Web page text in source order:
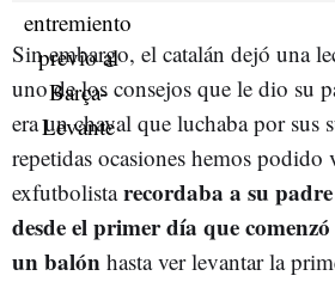
Sin embargo, el catalán dejó una
uno de los consejos que le dio su
era un chaval que luchaba por sus
repetidas ocasiones hemos podido
exfutbolistarecordaba a su
desde el primer día que
un balón hasta ver levantar la